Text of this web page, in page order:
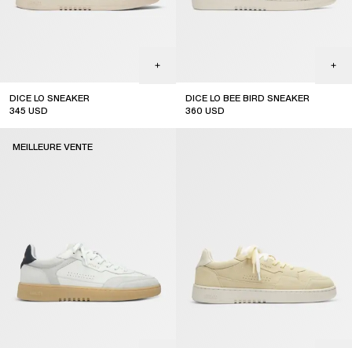
DICE LO SNEAKER
345 USD
DICE LO BEE BIRD SNEAKER
360 USD
MEILLEURE VENTE